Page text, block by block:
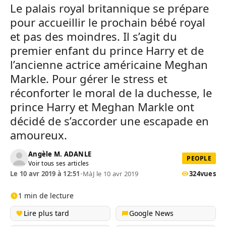
Le palais royal britannique se prépare
pour accueillir le prochain bébé royal
et pas des moindres. Il s’agit du
premier enfant du prince Harry et de
l’ancienne actrice américaine Meghan
Markle. Pour gérer le stress et
réconforter le moral de la duchesse, le
prince Harry et Meghan Markle ont
décidé de s’accorder une escapade en
amoureux.
Angèle M. ADANLE
Voir tous ses articles
PEOPLE
Le 10 avr 2019 à 12:51•MàJ le 10 avr 2019 324vues
1 min de lecture
Lire plus tard
Google News